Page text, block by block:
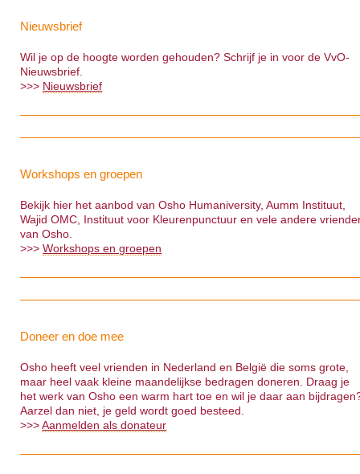
Nieuwsbrief
Wil je op de hoogte worden gehouden? Schrijf je in voor de VvO-
Nieuwsbrief.
>>> Nieuwsbrief
Workshops en groepen
Bekijk hier het aanbod van Osho Humaniversity, Aumm Instituut,
Wajid OMC, Instituut voor Kleurenpunctuur en vele andere
van Osho.
>>>Workshops en groepen
Doneer en doe mee
Osho heeft veel vrienden in Nederland en België die soms grote,
maar heel vaak kleine maandelijkse bedragen doneren. Draag je
het werk van Osho een warm hart toe en wil je daar aan
Aarzel dan niet, je geld wordt goed besteed.
>>>Aanmelden als donateur